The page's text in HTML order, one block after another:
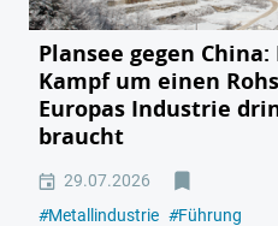
Plansee gegen
Kampf um einen
Europas Industrie
braucht
29.07.2026
#Metallindustrie #Führung